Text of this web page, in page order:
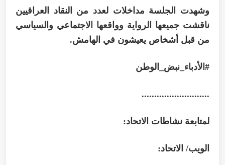
وشهدت الجلسة مداخلات لعدد من النقاد العراقيين
ناقشت جميعها الرواية وواقعها الاجتماعي والسياسي
من قبل أشخاص يعيشون في الهامش.
#الأدباء_نبض_الوطن
...........................
لمتابعة نشاطات الاتحاد:
الويب/ الاتحاد: